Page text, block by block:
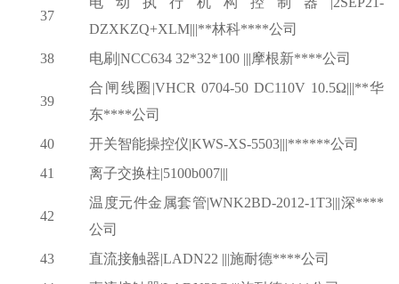
37
DZXKZQ+XLM|||**林科****公司
38
电刷 |NCC634 32*32*100 |||摩根新****公司
39
合闸线圈 |VHCR 0704-50 DC110V 10.5Ω|||**华
东****公司
40
开关智能操控仪|KWS-XS-5503|||******公司
41
离子交换柱|5100b007|||
42
温度元件金属套管|WNK2BD-2012-1T3|||深****
公司
43
直流接触器|LADN22 |||施耐德****公司